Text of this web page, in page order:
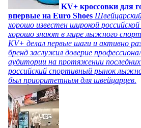
KV+ кроссовки для
впервые на Euro Shoes
хорошо известен широкой
хорошо знают в мире лыжного
KV+ делал первые шаги и активно
бренд заслужил доверие
аудитории на протяжении
российский спортивный рынок
был приоритетным для швейцарцев.